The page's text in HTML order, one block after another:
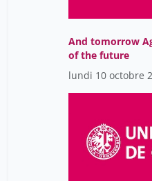
And tomorrow
of the future
lundi 10 octobre